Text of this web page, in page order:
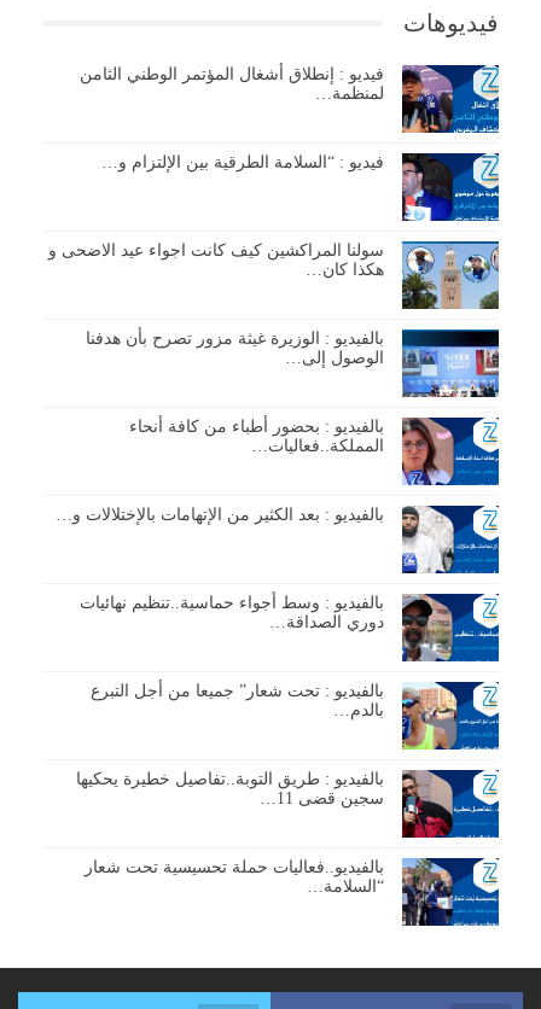
فيديوهات
فيديو : إنطلاق أشغال المؤتمر الوطني الثامن
لمنظمة…
فيديو : “السلامة الطرقية بين الإلتزام و…
سولنا المراكشين كيف كانت اجواء عيد الاضحى و
هكذا كان…
بالفيديو : الوزيرة غيثة مزور تصرح بأن هدفنا
الوصول إلى…
بالفيديو : بحضور أطباء من كافة أنحاء
المملكة..فعاليات…
بالفيديو : بعد الكثير من الإتهامات بالإختلالات و…
بالفيديو : وسط أجواء حماسية..تنظيم نهائيات
دوري الصداقة…
بالفيديو : تحت شعار” جميعا من أجل التبرع
بالدم…
بالفيديو : طريق التوبة..تفاصيل خطيرة يحكيها
سجين قضى 11…
بالفيديو..فعاليات حملة تحسيسية تحت شعار
“السلامة…